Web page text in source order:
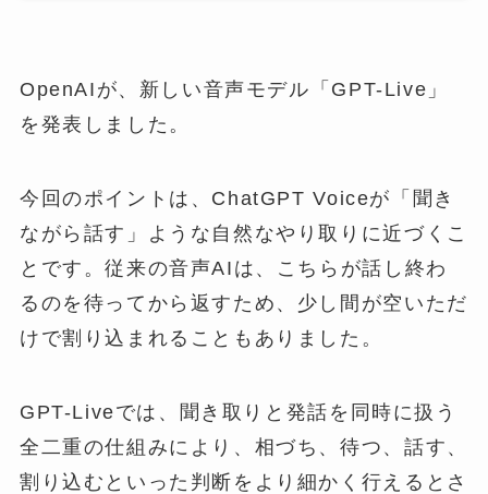
OpenAIが、新しい音声モデル「GPT-Live」
を発表しました。
今回のポイントは、ChatGPT Voiceが「聞き
ながら話す」ような自然なやり取りに近づくこ
とです。従来の音声AIは、こちらが話し終わ
るのを待ってから返すため、少し間が空いただ
けで割り込まれることもありました。
GPT-Liveでは、聞き取りと発話を同時に扱う
全二重の仕組みにより、相づち、待つ、話す、
割り込むといった判断をより細かく行えるとさ